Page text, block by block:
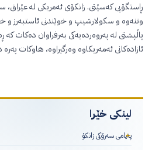
لینکی خێرا
پەیامی سەرۆکی زانکۆ
ڕاستگۆیی کەسێتی. زانکۆی ئەمریکی لە عێراق،
وتنەوە و سکولارشیپ و خوێندنی ئاستبەرز و
پاڵپشتی لە پەروەردەیەکی بەرفراوان دەکات
ئازادەکانی ئەمەریکاوە وەرگیراوە، هاوکات